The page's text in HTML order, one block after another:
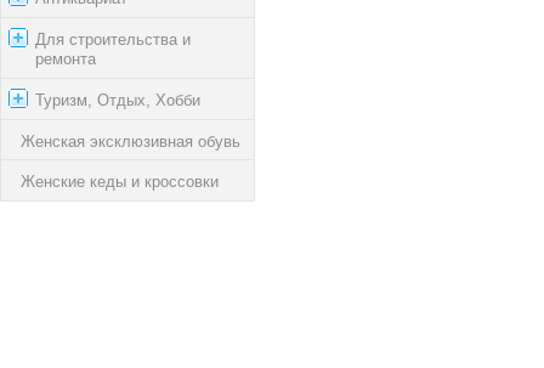
Для строительства и
ремонта
Туризм, Отдых, Хобби
Женская эксклюзивная обувь
Женские кеды и кроссовки